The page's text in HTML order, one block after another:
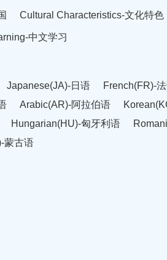
Cultural Characteristics-文化特色
中文学习
Japanese(JA)-日语
French(FR)-
Arabic(AR)-阿拉伯语
Hungarian(HU)-匈牙利语
蒙古语